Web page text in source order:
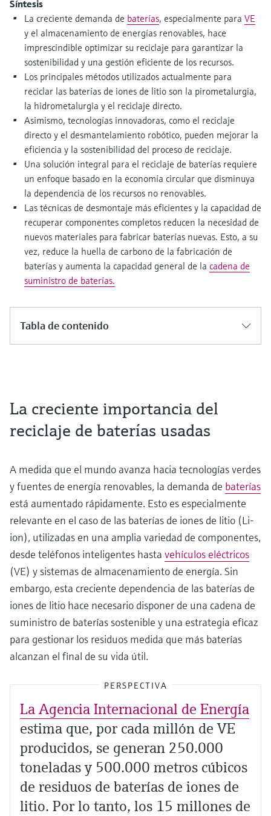
Visor de dispositivos
Encuentre información y documentación
específicas sobre los productos.
Buscador de repuestos
Encuentre repuestos por raíz del producto,
código de pedido o número de serie
electromecánico
Medición de nivel por barrera de
microondas
Level measurement with pressure
Ver todos
Medición mediante transmisión de
microondas
Memosens technology
Ver todos
la transparencia de los procesos
para una toma de decisiones más
sólida y fundamentada
Síntesis
La creciente demanda de baterías, especialmente para VE
y el almacenamiento de energías renovables, hace
imprescindible optimizar su reciclaje para garantizar la
sostenibilidad y una gestión eficiente de los recursos.
Los principales métodos utilizados actualmente para
reciclar las baterías de iones de litio son la pirometalurgia,
la hidrometalurgia y el reciclaje directo.
Asimismo, tecnologías innovadoras, como el reciclaje
directo y el desmantelamiento robótico, pueden mejorar la
eficiencia y la sostenibilidad del proceso de reciclaje.
Una solución integral para el reciclaje de baterías requiere
un enfoque basado en la economía circular que disminuya
la dependencia de los recursos no renovables.
Las técnicas de desmontaje más eficientes y la capacidad de
recuperar componentes completos reducen la necesidad de
nuevos materiales para fabricar baterías nuevas. Esto, a su
vez, reduce la huella de carbono de la fabricación de
baterías y aumenta la capacidad general de la cadena de
suministro de baterías.
Tabla de contenido
La creciente importancia del
reciclaje de baterías usadas
A medida que el mundo avanza hacia tecnologías verdes
y fuentes de energía renovables, la demanda de baterías
está aumentado rápidamente. Esto es especialmente
relevante en el caso de las baterías de iones de litio (Li-
ion), utilizadas en una amplia variedad de componentes,
desde teléfonos inteligentes hasta vehículos eléctricos
(VE) y sistemas de almacenamiento de energía. Sin
embargo, esta creciente dependencia de las baterías de
iones de litio hace necesario disponer de una cadena de
suministro de baterías sostenible y una estrategia eficaz
para gestionar los residuos medida que más baterías
alcanzan el final de su vida útil.
PERSPECTIVA
La Agencia Internacional de Energía
estima que, por cada millón de VE
producidos, se generan 250.000
toneladas y 500.000 metros cúbicos
de residuos de baterías de iones de
litio. Por lo tanto, los 15 millones de